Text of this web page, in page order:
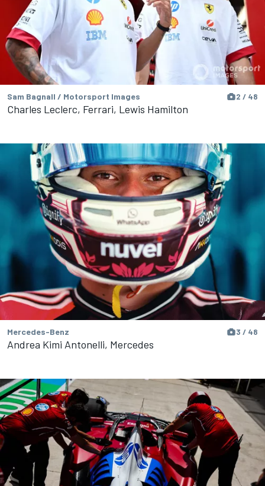
Sam Bagnall / Motorsport Images 2 / 48
Charles Leclerc, Ferrari, Lewis Hamilton
Mercedes-Benz 3 / 48
Andrea Kimi Antonelli, Mercedes